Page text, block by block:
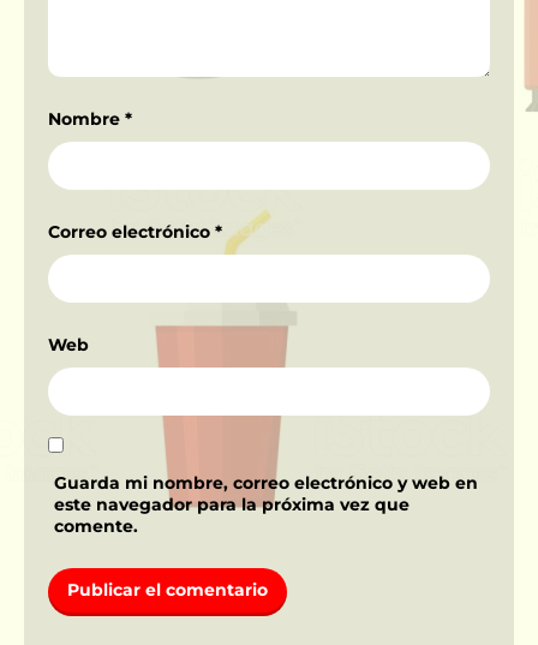
Nombre *
Correo electrónico *
Web
Guarda mi nombre, correo electrónico y web en
este navegador para la próxima vez que
comente.